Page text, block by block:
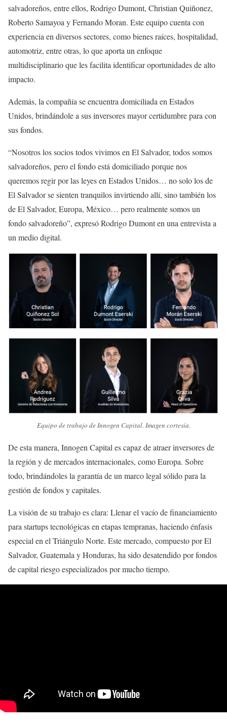
salvadoreños, entre ellos, Rodrigo Dumont, Christian Quiñonez,
Roberto Samayoa y Fernando Moran. Este equipo cuenta con
experiencia en diversos sectores, como bienes raíces, hospitalidad,
automotriz, entre otras, lo que aporta un enfoque
multidisciplinario que les facilita identificar oportunidades de alto
impacto.
Además, la compañía se encuentra domiciliada en Estados
Unidos, brindándole a sus inversores mayor certidumbre para con
sus fondos.
“Nosotros los socios todos vivimos en El Salvador, todos somos
salvadoreños, pero el fondo está domiciliado porque nos
queremos regir por las leyes en Estados Unidos… no solo los de
El Salvador se sienten tranquilos invirtiendo allí, sino también los
de El Salvador, Europa, México… pero realmente somos un
fondo salvadoreño”, expresó Rodrigo Dumont en una entrevista a
un medio digital.
Equipo de trabajo de Innogen Capital. Imagen cortesía.
De esta manera, Innogen Capital es capaz de atraer inversores de
la región y de mercados internacionales, como Europa. Sobre
todo, brindándoles la garantía de un marco legal sólido para la
gestión de fondos y capitales.
La visión de su trabajo es clara: Llenar el vacío de financiamiento
para startups tecnológicas en etapas tempranas, haciendo énfasis
especial en el Triángulo Norte. Este mercado, compuesto por El
Salvador, Guatemala y Honduras, ha sido desatendido por fondos
de capital riesgo especializados por mucho tiempo.